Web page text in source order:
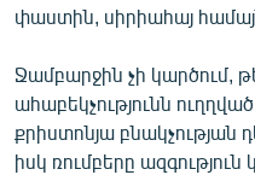
փաստին, սիրիահայ
Ջամբարջին չի կարծում,
ահաբեկչությունն
քրիստոնյա բնակչության
իսկ ռումբերը